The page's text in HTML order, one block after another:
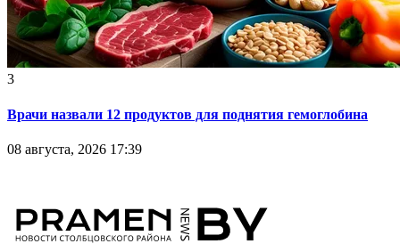
3
Врачи назвали 12 продуктов для поднятия гемоглобина
08 августа, 2026 17:39